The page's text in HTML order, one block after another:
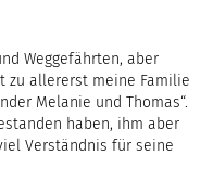
Weggefährten, aber
zu allererst meine Familie
Melanie und Thomas“.
haben, ihm aber
Verständnis für seine